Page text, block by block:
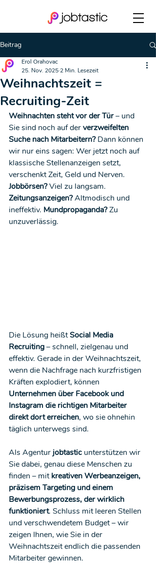
Beitrag
Weihnachtszeit =
Recruiting-Zeit
Erol Orahovac
25. Nov. 20252 Min. Lesezeit
Weihnachten steht vor der Tür – und
Sie sind noch auf der verzweifelten
Suche nach Mitarbeitern? Dann können
wir nur eins sagen: Wer jetzt noch auf
klassische Stellenanzeigen setzt,
verschenkt Zeit, Geld und Nerven.
Jobbörsen? Viel zu langsam.
Zeitungsanzeigen? Altmodisch und
ineffektiv. Mundpropaganda? Zu
unzuverlässig.
Die Lösung heißt Social Media
Recruiting – schnell, zielgenau und
effektiv. Gerade in der Weihnachtszeit,
wenn die Nachfrage nach kurzfristigen
Kräften explodiert, können
Unternehmen über Facebook und
Instagram die richtigen Mitarbeiter
direkt dort erreichen, wo sie ohnehin
täglich unterwegs sind.
Als Agentur jobtastic unterstützen wir
Sie dabei, genau diese Menschen zu
finden – mit kreativen Werbeanzeigen,
präzisem Targeting und einem
Bewerbungsprozess, der wirklich
funktioniert. Schluss mit leeren Stellen
und verschwendetem Budget – wir
zeigen Ihnen, wie Sie in der
Weihnachtszeit endlich die passenden
Mitarbeiter gewinnen.